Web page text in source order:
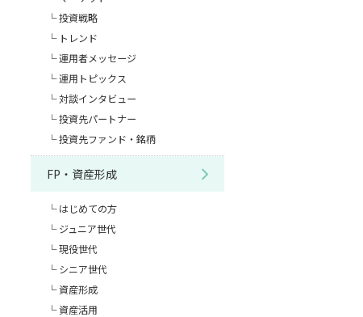
投資戦略
トレンド
運用者メッセージ
運用トピックス
対談インタビュー
投資先パートナー
投資先ファンド・銘柄
FP・資産形成
はじめての方
ジュニア世代
現役世代
シニア世代
資産形成
資産活用